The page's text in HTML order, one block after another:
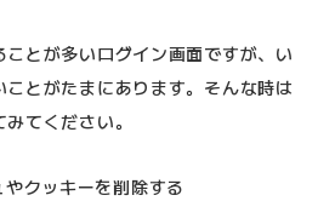
とが多いログイン画面ですが、い
とがたまにあります。そんな時は
てください。
クッキーを削除する